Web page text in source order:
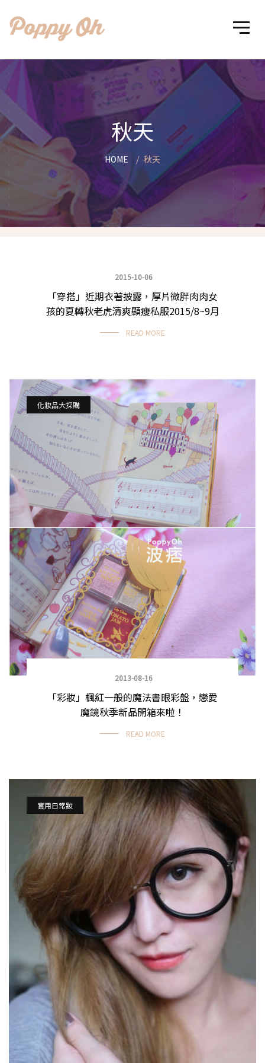
秋天
HOME 秋天
季節穿搭
2015-10-06
「穿搭」近期衣著披露，厚片微胖肉肉女
孩的夏轉秋老虎清爽顯瘦私服2015/8~9月
READ MORE
化妝品大採購
2013-08-16
「彩妝」楓紅一般的魔法書眼彩盤，戀愛
魔鏡秋季新品開箱來啦！
READ MORE
實用日常妝